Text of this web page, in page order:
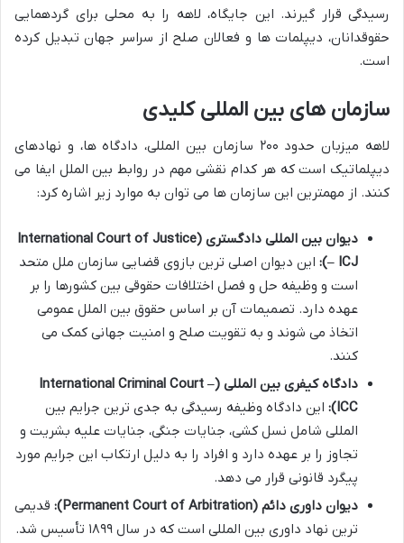
رسیدگی قرار گیرند. این جایگاه، لاهه را به محلی برای گردهمایی
حقوقدانان، دیپلمات ها و فعالان صلح از سراسر جهان تبدیل کرده
است.
سازمان های بین المللی کلیدی
لاهه میزبان حدود ۲۰۰ سازمان بین المللی، دادگاه ها، و نهادهای
دیپلماتیک است که هر کدام نقشی مهم در روابط بین الملل ایفا می
کنند. از مهمترین این سازمان ها می توان به موارد زیر اشاره کرد:
دیوان بین المللی دادگستری (International Court of Justice
– ICJ):
این دیوان اصلی ترین بازوی قضایی سازمان ملل متحد
است و وظیفه حل و فصل اختلافات حقوقی بین کشورها را بر
عهده دارد. تصمیمات آن بر اساس حقوق بین الملل عمومی
اتخاذ می شوند و به تقویت صلح و امنیت جهانی کمک می
کنند.
دادگاه کیفری بین المللی (International Criminal Court –
ICC):
این دادگاه وظیفه رسیدگی به جدی ترین جرایم بین
المللی شامل نسل کشی، جنایات جنگی، جنایات علیه بشریت و
تجاوز را بر عهده دارد و افراد را به دلیل ارتکاب این جرایم مورد
پیگرد قانونی قرار می دهد.
دیوان داوری دائم (Permanent Court of Arbitration):
قدیمی
ترین نهاد داوری بین المللی است که در سال ۱۸۹۹ تأسیس شد.